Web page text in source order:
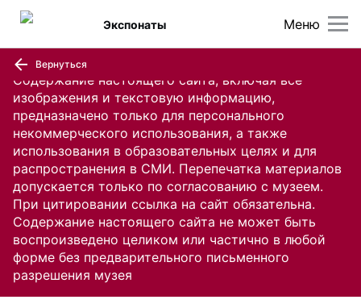
Содержание настоящего сайта, включая все
изображения и текстовую информацию,
предназначено только для персонального
некоммерческого использования, а также
использования в образовательных целях и для
распространения в СМИ. Перепечатка материалов
допускается только по согласованию с музеем.
При цитировании ссылка на сайт обязательна.
Содержание настоящего сайта не может быть
воспроизведено целиком или частично в любой
форме без предварительного письменного
разрешения музея
Меню
Экспонаты
Вернуться